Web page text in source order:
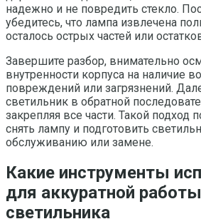
надежно и не повредить стекло.
убедитесь, что лампа извлечена
осталось острых частей или
Завершите разбор, внимательно
внутренности корпуса на наличие
повреждений или загрязнений.
светильник в обратной
закрепляя все части. Такой подход
снять лампу и подготовить
обслуживанию или замене.
Какие инструменты
для аккуратной
светильника